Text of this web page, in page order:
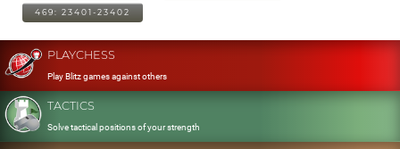
469: 23401-23402
PLAYCHESS
Play Blitz games against others
TACTICS
Solve tactical positions of your strength